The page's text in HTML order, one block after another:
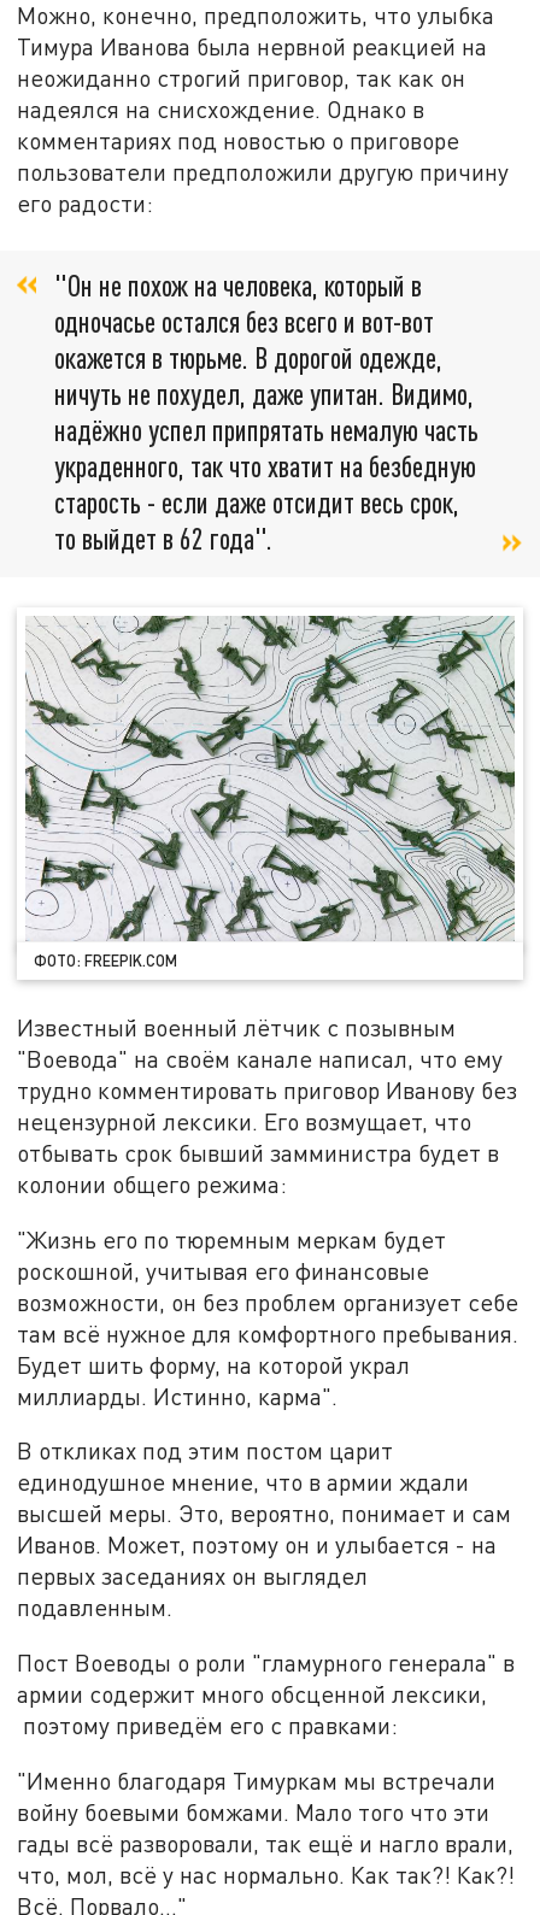
Можно, конечно, предположить, что улыбка
Тимура Иванова была нервной реакцией на
неожиданно строгий приговор, так как он
надеялся на снисхождение. Однако в
комментариях под новостью о приговоре
пользователи предположили другую причину
его радости:
"Он не похож на человека, который в
одночасье остался без всего и вот-вот
окажется в тюрьме. В дорогой одежде,
ничуть не похудел, даже упитан. Видимо,
надёжно успел припрятать немалую часть
украденного, так что хватит на безбедную
старость - если даже отсидит весь срок,
то выйдет в 62 года".
ФОТО: FREEPIK.COM
Известный военный лётчик с позывным
"Воевода" на своём канале написал, что ему
трудно комментировать приговор Иванову без
нецензурной лексики. Его возмущает, что
отбывать срок бывший замминистра будет в
колонии общего режима:
"Жизнь его по тюремным меркам будет
роскошной, учитывая его финансовые
возможности, он без проблем организует себе
там всё нужное для комфортного пребывания.
Будет шить форму, на которой украл
миллиарды. Истинно, карма".
В откликах под этим постом царит
единодушное мнение, что в армии ждали
высшей меры. Это, вероятно, понимает и сам
Иванов. Может, поэтому он и улыбается - на
первых заседаниях он выглядел
подавленным.
Пост Воеводы о роли "гламурного генерала" в
армии содержит много обсценной лексики,
поэтому приведём его с правками:
"Именно благодаря Тимуркам мы встречали
войну боевыми бомжами. Мало того что эти
гады всё разворовали, так ещё и нагло врали,
что, мол, всё у нас нормально. Как так?! Как?!
Всё. Порвало…"